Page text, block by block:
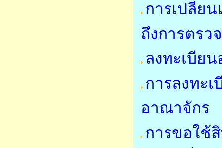
การเปลี่ย
ถึงการตรว
ลงทะเบีย
การลงทะ
อาณาจักร
การขอใช้